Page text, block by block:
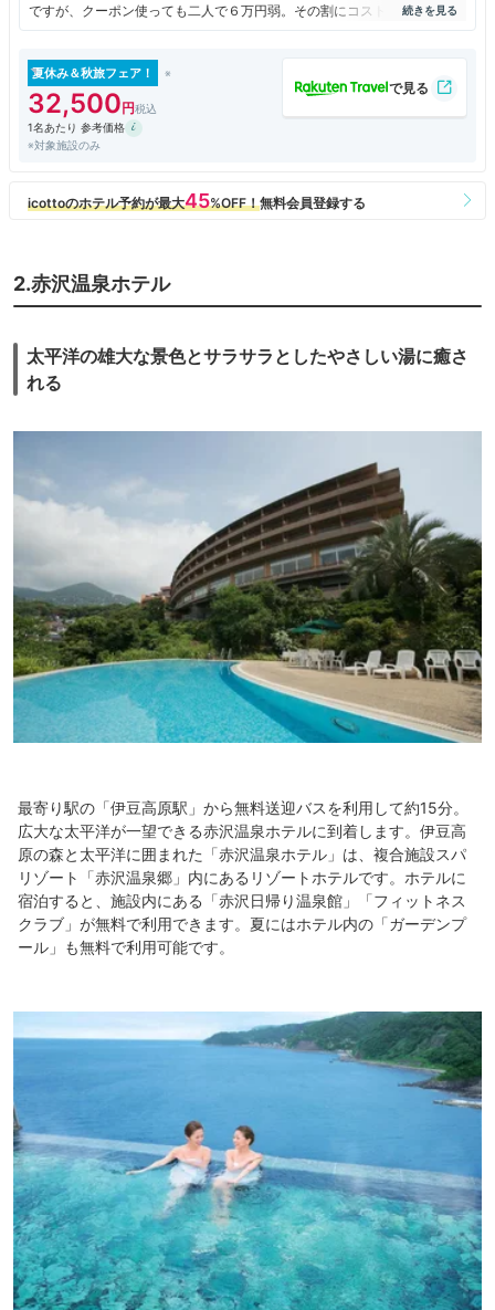
ですが、クーポン使っても二人で６万円弱。その割にコストパフォーマン
スが悪く感じました。
生臭さが前面に出ていて連れは一口も食べられませんでした。
夕食はボリュームがあったし全体的に美味しかったので残念です。
夏休み＆秋旅フェア！
32,500
1名あたり 参考価格
※対象施設のみ
2.赤沢温泉ホテル
太平洋の雄大な景色とサラサラとしたやさしい湯に癒さ
れる
最寄り駅の「伊豆高原駅」から無料送迎バスを利用して約15分。
広大な太平洋が一望できる赤沢温泉ホテルに到着します。伊豆高
原の森と太平洋に囲まれた「赤沢温泉ホテル」は、複合施設スパ
リゾート「赤沢温泉郷」内にあるリゾートホテルです。ホテルに
宿泊すると、施設内にある「赤沢日帰り温泉館」「フィットネス
クラブ」が無料で利用できます。夏にはホテル内の「ガーデンプ
ール」も無料で利用可能です。